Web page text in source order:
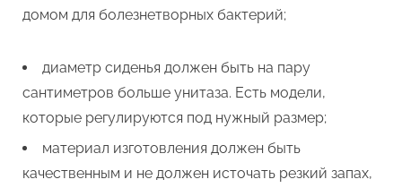
домом для болезнетворных бактерий;
диаметр сиденья должен быть на пару
сантиметров больше унитаза. Есть модели,
которые регулируются под нужный размер;
материал изготовления должен быть
качественным и не должен источать резкий запах,